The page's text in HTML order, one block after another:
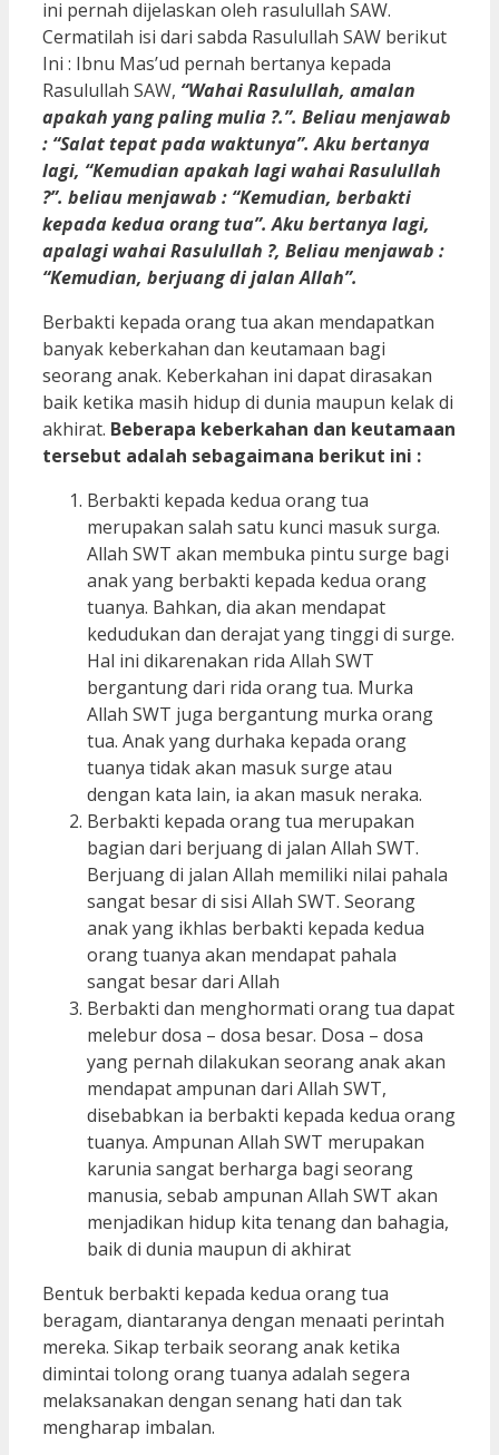
ini pernah dijelaskan oleh rasulullah SAW.
Cermatilah isi dari sabda Rasulullah SAW berikut
Ini : Ibnu Mas’ud pernah bertanya kepada
Rasulullah SAW, “Wahai Rasulullah, amalan
apakah yang paling mulia ?.”. Beliau menjawab
: “Salat tepat pada waktunya”. Aku bertanya
lagi, “Kemudian apakah lagi wahai Rasulullah
?”. beliau menjawab : “Kemudian, berbakti
kepada kedua orang tua”. Aku bertanya lagi,
apalagi wahai Rasulullah ?, Beliau menjawab :
“Kemudian, berjuang di jalan Allah”.
Berbakti kepada orang tua akan mendapatkan
banyak keberkahan dan keutamaan bagi
seorang anak. Keberkahan ini dapat dirasakan
baik ketika masih hidup di dunia maupun kelak di
akhirat. Beberapa keberkahan dan keutamaan
tersebut adalah sebagaimana berikut ini :
Berbakti kepada kedua orang tua
merupakan salah satu kunci masuk surga.
Allah SWT akan membuka pintu surge bagi
anak yang berbakti kepada kedua orang
tuanya. Bahkan, dia akan mendapat
kedudukan dan derajat yang tinggi di surge.
Hal ini dikarenakan rida Allah SWT
bergantung dari rida orang tua. Murka
Allah SWT juga bergantung murka orang
tua. Anak yang durhaka kepada orang
tuanya tidak akan masuk surge atau
dengan kata lain, ia akan masuk neraka.
Berbakti kepada orang tua merupakan
bagian dari berjuang di jalan Allah SWT.
Berjuang di jalan Allah memiliki nilai pahala
sangat besar di sisi Allah SWT. Seorang
anak yang ikhlas berbakti kepada kedua
orang tuanya akan mendapat pahala
sangat besar dari Allah
Berbakti dan menghormati orang tua dapat
melebur dosa – dosa besar. Dosa – dosa
yang pernah dilakukan seorang anak akan
mendapat ampunan dari Allah SWT,
disebabkan ia berbakti kepada kedua orang
tuanya. Ampunan Allah SWT merupakan
karunia sangat berharga bagi seorang
manusia, sebab ampunan Allah SWT akan
menjadikan hidup kita tenang dan bahagia,
baik di dunia maupun di akhirat
Bentuk berbakti kepada kedua orang tua
beragam, diantaranya dengan menaati perintah
mereka. Sikap terbaik seorang anak ketika
dimintai tolong orang tuanya adalah segera
melaksanakan dengan senang hati dan tak
mengharap imbalan.